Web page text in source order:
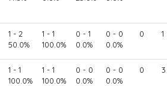
1 - 2
50.0%
1 - 1
100.0%
0 - 1
0.0%
0 - 0
0.0%
0 1
1 - 1
100.0%
1 - 1
100.0%
0 - 0
0.0%
0 - 0
0.0%
0 3